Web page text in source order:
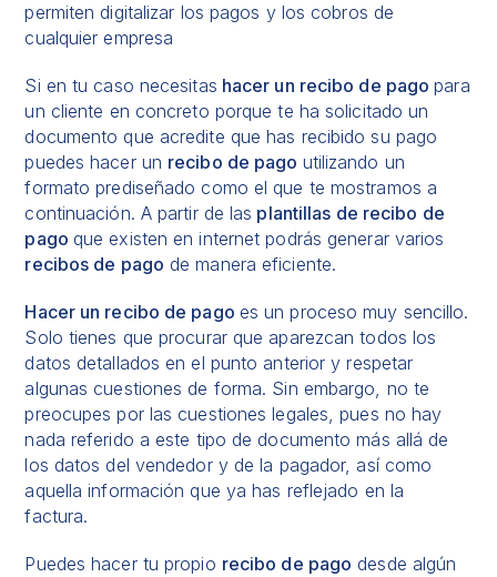
permiten digitalizar los pagos y los cobros de
cualquier empresa
Si en tu caso necesitas hacer un recibo de pagopara
un cliente en concreto porque te ha solicitado un
documento que acredite que has recibido su pago
puedes hacer un recibo de pago utilizando un
formato prediseñado como el que te mostramos a
continuación. A partir de las plantillas de recibo de
pago que existen en internet podrás generar varios
recibos de pago de manera eficiente.
Hacer un recibo de pago es un proceso muy sencillo.
Solo tienes que procurar que aparezcan todos los
datos detallados en el punto anterior y respetar
algunas cuestiones de forma. Sin embargo, no te
preocupes por las cuestiones legales, pues no hay
nada referido a este tipo de documento más allá de
los datos del vendedor y de la pagador, así como
aquella información que ya has reflejado en la
factura.
Puedes hacer tu propio recibo de pago desde algún